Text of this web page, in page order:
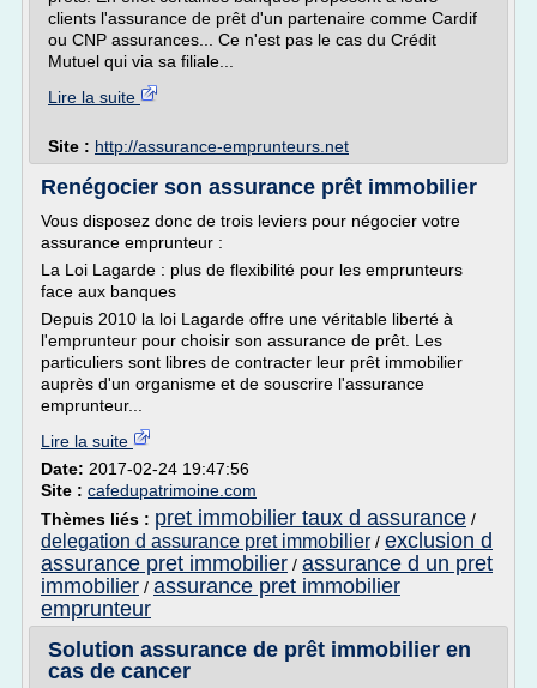
clients l'assurance de prêt d'un partenaire comme Cardif
ou CNP assurances... Ce n'est pas le cas du Crédit
Mutuel qui via sa filiale...
Lire la suite
Site : http://assurance-emprunteurs.net
Renégocier son assurance prêt immobilier
Vous disposez donc de trois leviers pour négocier votre
assurance emprunteur :
La Loi Lagarde : plus de flexibilité pour les emprunteurs
face aux banques
Depuis 2010 la loi Lagarde offre une véritable liberté à
l'emprunteur pour choisir son assurance de prêt. Les
particuliers sont libres de contracter leur prêt immobilier
auprès d'un organisme et de souscrire l'assurance
emprunteur...
Lire la suite
Date: 2017-02-24 19:47:56
Site : cafedupatrimoine.com
Thèmes liés : pret immobilier taux d assurance /
delegation d assurance pret immobilier / exclusion d
assurance pret immobilier / assurance d un pret
immobilier / assurance pret immobilier
emprunteur
Solution assurance de prêt immobilier en
cas de cancer